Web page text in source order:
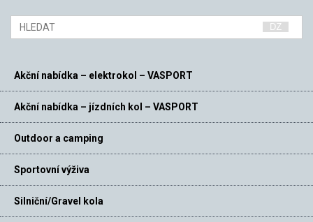
Akční nabídka – elektrokol – VASPORT
Akční nabídka – jízdních kol – VASPORT
Outdoor a camping
Sportovní výživa
Silniční/Gravel kola